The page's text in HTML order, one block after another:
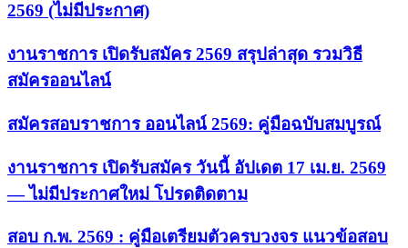
2569 (ไม่มีประกาศ)
งานราชการ เปิดรับสมัคร 2569 สรุปล่าสุด รวมวิธี
สมัครออนไลน์
สมัครสอบราชการ ออนไลน์ 2569: คู่มือฉบับสมบูรณ์
งานราชการ เปิดรับสมัคร วันนี้ อัปเดต 17 เม.ย. 2569
— ไม่มีประกาศใหม่ โปรดติดตาม
สอบ ก.พ. 2569 : คู่มือเตรียมตัวครบวงจร แนวข้อสอบ